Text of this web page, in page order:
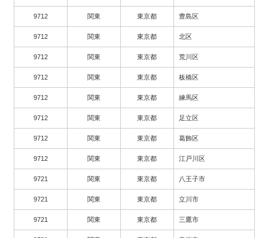
9712 関東 東京都 豊島区
9712 関東 東京都 北区
9712 関東 東京都 荒川区
9712 関東 東京都 板橋区
9712 関東 東京都 練馬区
9712 関東 東京都 足立区
9712 関東 東京都 葛飾区
9712 関東 東京都 江戸川区
9721 関東 東京都 八王子市
9721 関東 東京都 立川市
9721 関東 東京都 三鷹市